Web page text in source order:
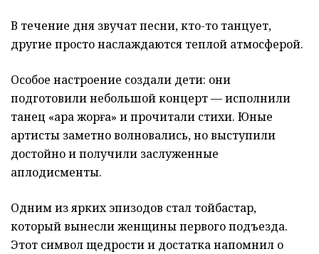
В течение дня звучат песни, кто-то танцует,
другие просто наслаждаются теплой атмосферой.
Особое настроение создали дети: они
подготовили небольшой концерт — исполнили
танец «Қара жорға» и прочитали стихи. Юные
артисты заметно волновались, но выступили
достойно и получили заслуженные
аплодисменты.
Одним из ярких эпизодов стал тойбастар,
который вынесли женщины первого подъезда.
Этот символ щедрости и достатка напомнил о